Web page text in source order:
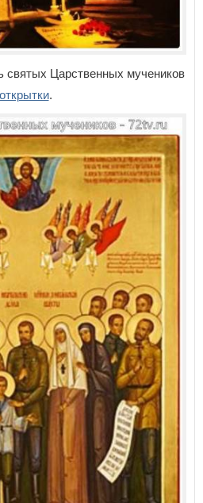
святых Царственных мучеников
открытки.